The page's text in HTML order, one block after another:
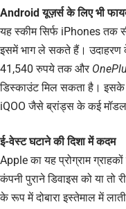
Android यूज़र्स के लिए भी
यह स्कीम सिर्फ iPhones तक
इसमें भाग ले सकते हैं। उदाहरण
41,540 रुपये तक और
डिस्काउंट मिल सकता है।
iQOO जैसे ब्रांड्स के कई मॉडल
ई-वेस्ट घटाने की दिशा में कदम
Apple का यह प्रोग्राम
कंपनी पुराने डिवाइस को या तो
के रूप में दोबारा इस्तेमाल में